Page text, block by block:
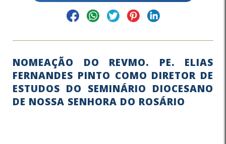
NOMEAÇÃO DO REVMO. PE. ELIAS
FERNANDES PINTO COMO DIRETOR DE
ESTUDOS DO SEMINÁRIO DIOCESANO
DE NOSSA SENHORA DO ROSÁRIO